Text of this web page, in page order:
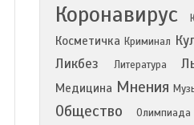
Коронавирус
Косметичка Криминал
Ликбез
Литература
Медицина Мнения
Общество Олимпиада